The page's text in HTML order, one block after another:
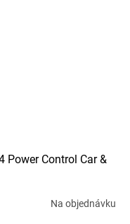
Power Control Car &
Na objednávku